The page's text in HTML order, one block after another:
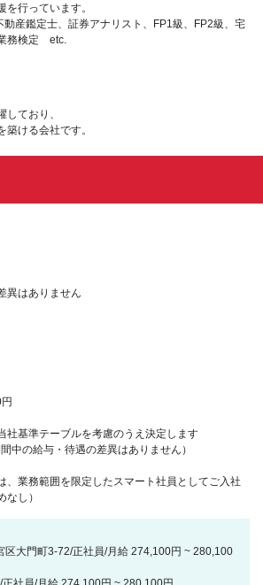
行っています。
動産鑑定士、証券アナリスト、FP1級、FP2級、宅
務検定 etc.
ており、
ける会社です。
異はありません
社基準テーブルを考慮のうえ決定します
中の給与・待遇の差異はありません）
業務範囲を限定したスマート社員としてご入社
し）
区大門町3-72/正社員/月給 274,100円 ~ 280,100